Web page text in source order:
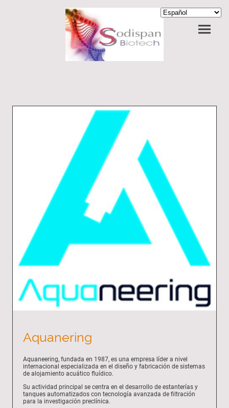
Aquanering
Aquaneering, fundada en 1987, es una empresa líder a nivel
internacional especializada en el diseño y fabricación de sistemas
de alojamiento acuático fluídico.
Su actividad principal se centra en el desarrollo de estanterías y
tanques automatizados con tecnología avanzada de filtración
para la investigación preclínica.